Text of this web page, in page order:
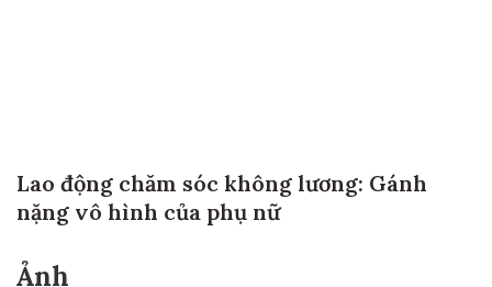
Lao động chăm sóc không lương: Gánh
nặng vô hình của phụ nữ
Ảnh